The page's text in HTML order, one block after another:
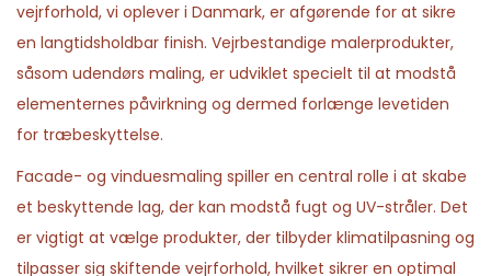
vejrforhold, vi oplever i Danmark, er afgørende for at sikre
en langtidsholdbar finish. Vejrbestandige malerprodukter,
såsom udendørs maling, er udviklet specielt til at modstå
elementernes påvirkning og dermed forlænge levetiden
for træbeskyttelse.
Facade- og vinduesmaling spiller en central rolle i at skabe
et beskyttende lag, der kan modstå fugt og UV-stråler. Det
er vigtigt at vælge produkter, der tilbyder klimatilpasning og
tilpasser sig skiftende vejrforhold, hvilket sikrer en optimal